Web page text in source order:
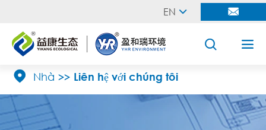
EN  
 
 Nhà Liên hệ với chúng tôi